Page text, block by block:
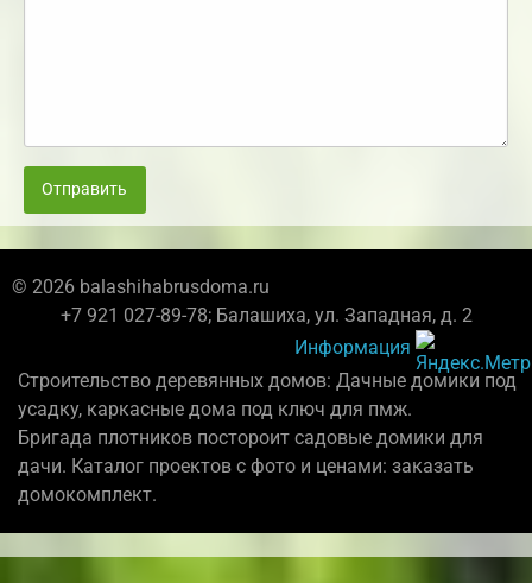
Отправить
© 2026 balashihabrusdoma.ru
+7 921 027-89-78; Балашиха, ул. Западная, д. 2
Информация
Строительство деревянных домов: Дачные домики под
усадку, каркасные дома под ключ для пмж.
Бригада плотников постороит садовые домики для
дачи. Каталог проектов с фото и ценами: заказать
домокомплект.